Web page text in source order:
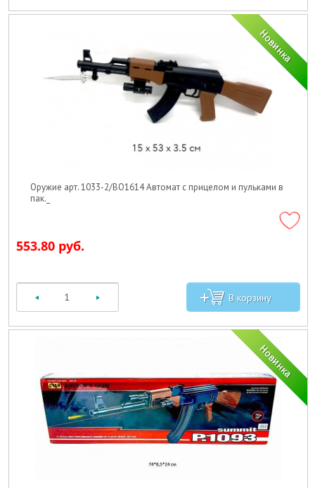
Оружие арт. 1033-2/BO1614 Автомат с прицелом и пульками в
пак._
553.80 руб.